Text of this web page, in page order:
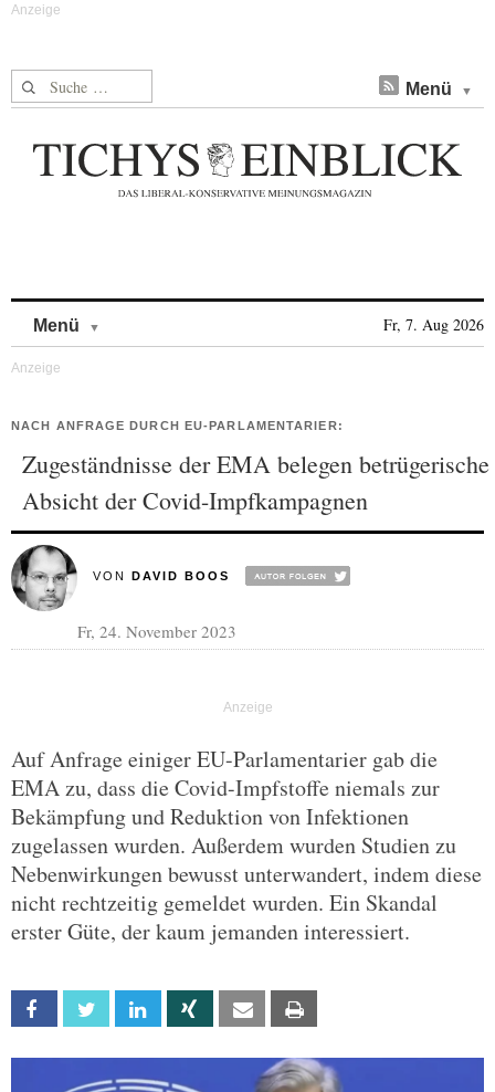
Suche nach: Menü
Menü Fr, 7. Aug 2026
NACH ANFRAGE DURCH EU-PARLAMENTARIER:
Zugeständnisse der EMA belegen betrügerische
Absicht der Covid-Impfkampagnen
VON DAVID BOOS
Fr, 24. November 2023
Auf Anfrage einiger EU-Parlamentarier gab die
EMA zu, dass die Covid-Impfstoffe niemals zur
Bekämpfung und Reduktion von Infektionen
zugelassen wurden. Außerdem wurden Studien zu
Nebenwirkungen bewusst unterwandert, indem diese
nicht rechtzeitig gemeldet wurden. Ein Skandal
erster Güte, der kaum jemanden interessiert.
Facebook Twitter Linkedin Xing Email